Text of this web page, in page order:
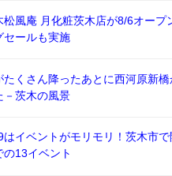
松風庵 月化粧茨木店が8/6オープ
セールも実施
たくさん降ったあとに西河原新
－茨木の風景
はイベントがモリモリ！茨木市
の13イベント